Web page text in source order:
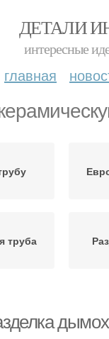
ДЕТАЛИ
интересные
главная
труба